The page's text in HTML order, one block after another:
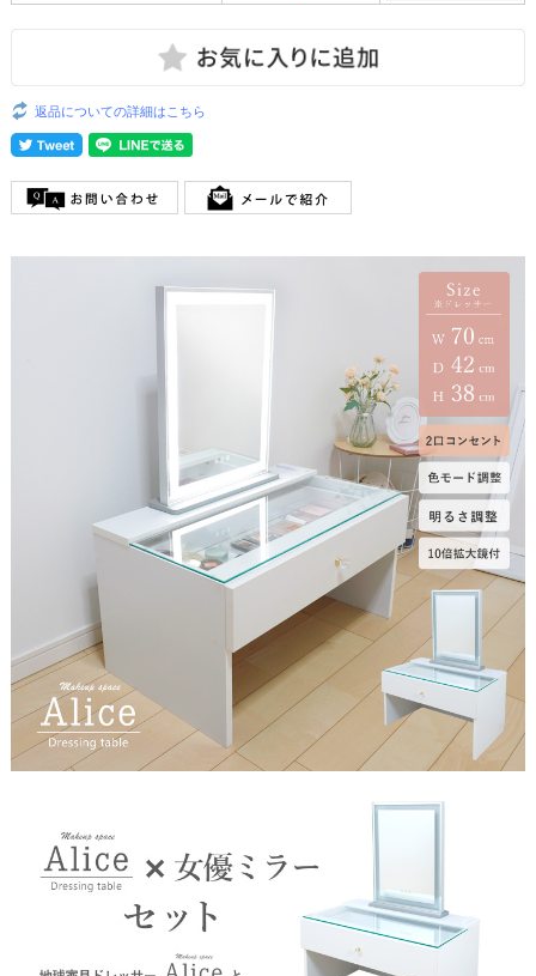
返品についての詳細はこちら